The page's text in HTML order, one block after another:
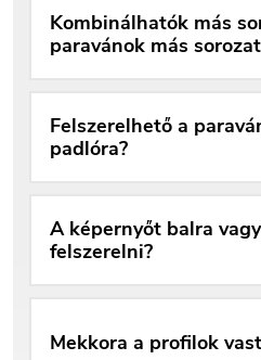
Kombinálhatók más
paravánok más
Felszerelhető a
padlóra?
A képernyőt balra
felszerelni?
Mekkora a profilok